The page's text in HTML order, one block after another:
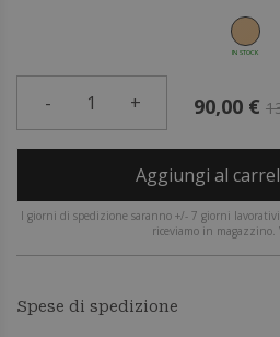
IN STOCK
- 1 + 90,00 €
Aggiungi al
I giorni di spedizione saranno +/- 7 giorni
riceviamo in magazzino.
Spese di spedizione